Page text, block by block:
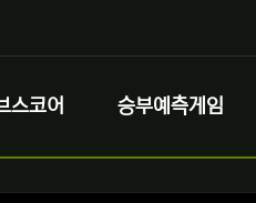
스코어 승부예측게임